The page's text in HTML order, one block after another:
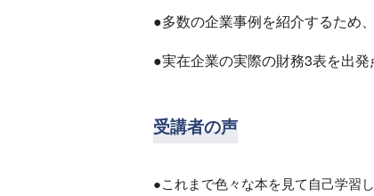
●多数の企業事例を紹介するため
●実在企業の実際の財務3表を出
受講者の声
●これまで色々な本を見て自己学習